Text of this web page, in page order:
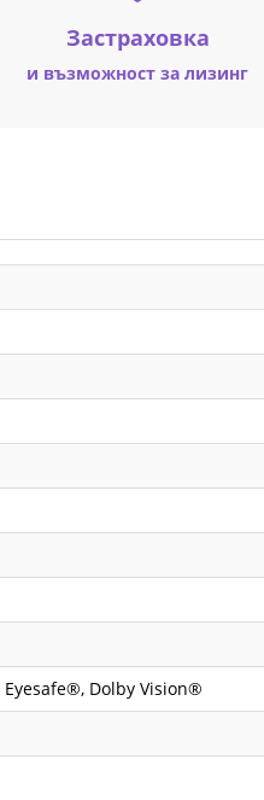
Застраховка
и възможност за лизинг
Eyesafe®, Dolby Vision®